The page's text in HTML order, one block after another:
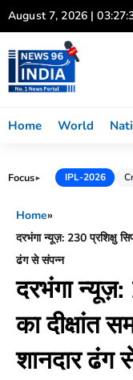
Skip
to
content
August 7, 2026 |
Home World
Focus► IPL-2026
Home»
दरभंगा न्यूज़: 230 प्रशिक्षु
ढंग से संपन्न
दरभंगा न्यूज़:
का दीक्षांत
शानदार ढंग